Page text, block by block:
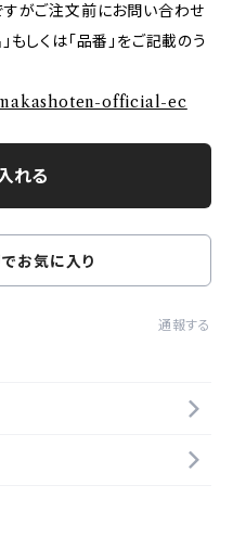
すがご注文前にお問い合わせ
もしくは「品番」をご記載のう
official-ec
れる
お気に入り
通報する